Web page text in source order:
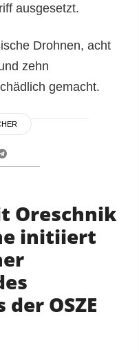
ausgesetzt.
Drohnen, acht
zehn
gemacht.
Oreschnik
initiiert
OSZE